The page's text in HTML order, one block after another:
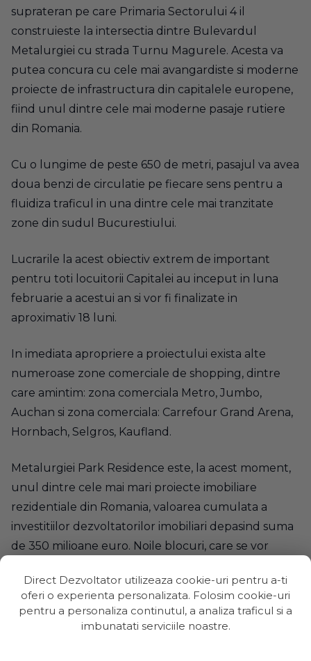
suprateran pe care Primaria Sectorului 4 il
construieste la intersectia dintre Bulevardul
Metalurgiei cu strada Turnu Magurele. Acesta va
putea concura cu cele mai avangardiste si moderne
proiecte de infrastructura din capitalele europene,
fiind unul dintre cele mai moderne pasaje rutiere
din Romania.
Cu o lungime de peste 650 de metri, pasajul va avea
doua benzi de circulatie pe fiecare sens pentru a
fluidiza traficul in una dintre cele mai tranzitate
zone din sudul Bucurestiului.
Lucrarile la acest obiectiv extrem de important
pentru toti locuitorii Capitalei au inceput in luna
februarie a acestui an si vor fi finalizate in
aproximativ 18 luni.
In imediata apropriere a proiectului exista alte
numeroase zone comerciale de shopping, dintre
care amintim: zona comerciala Metro, Jumbo,
Auchan si zona comerciala: Carrefour Grand Arena,
Hornbach, Selgros, Kaufland.
Metalurgiei Park Residence este, la acest moment,
unul dintre cele mai mari proiecte imobiliare
rezidentiale din Romania, valoarea cumulata a
investitiilor dezvoltatorilor imobiliari depasind suma
de 350 milioane euro. Noile blocuri, care se vor
cuprins intre P+8 Etaje si maxim P+12 Etaje, iar
parcarile oferite vor fi atat supraterane, cat si
subterane, pentru a spori astfel confortul noilor
Direct Dezvoltator utilizeaza cookie-uri pentru a-ti
oferi o experienta personalizata. Folosim cookie-uri
pentru a personaliza continutul, a analiza traficul si a
imbunatati serviciile noastre.